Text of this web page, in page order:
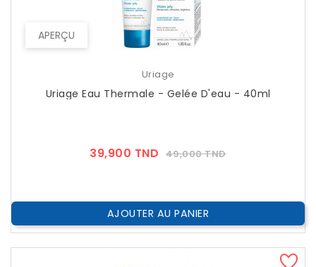
APERÇU
Uriage
Uriage Eau Thermale - Gelée D'eau - 40ml
39,900 TND Prix
49,000 TNDPrix
AJOUTER AU PANIER